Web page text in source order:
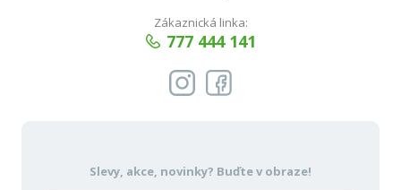
Zákaznická linka:
777 444 141
Slevy, akce, novinky? Buďte v obraze!